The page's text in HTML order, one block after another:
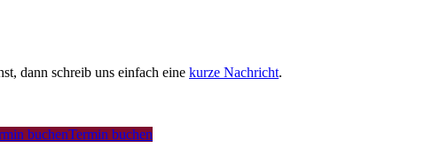
buchenTermin buchen
dann schreib uns einfach eine kurze Nachricht.